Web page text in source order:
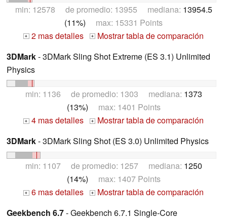
min: 12578 de promedio: 13955 mediana: 13954.5
(11%) max: 15331 Points
+ 2 mas detalles +
Mostrar tabla de comparación
3DMark- 3DMark Sling Shot Extreme (ES 3.1) Unlimited
Physics
min: 1136 de promedio: 1303 mediana: 1373
(13%) max: 1401 Points
+ 4 mas detalles +
Mostrar tabla de comparación
3DMark- 3DMark Sling Shot (ES 3.0) Unlimited Physics
min: 1107 de promedio: 1257 mediana: 1250
(14%) max: 1407 Points
+ 6 mas detalles +
Mostrar tabla de comparación
Geekbench 6.7- Geekbench 6.7.1 Single-Core